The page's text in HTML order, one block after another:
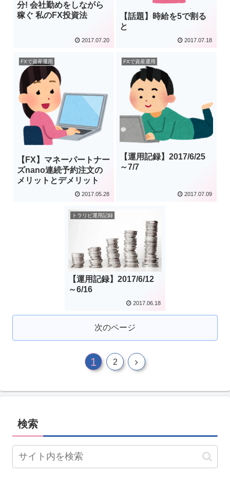
分! 会社勤めをしながら
稼ぐ 私のFX投資法
2017.07.20
【話題】時給を5で割る
と
2017.07.18
FXで資産運用
【FX】マネーパートナー
ズnano連続予約注文の
メリットとデメリット
2017.05.28
FXで資産運用
【運用記録】2017/6/25
～7/7
2017.07.09
トラリピ運用記録
【運用記録】2017/6/12
～6/16
2017.06.18
次のページ
1 2
検索